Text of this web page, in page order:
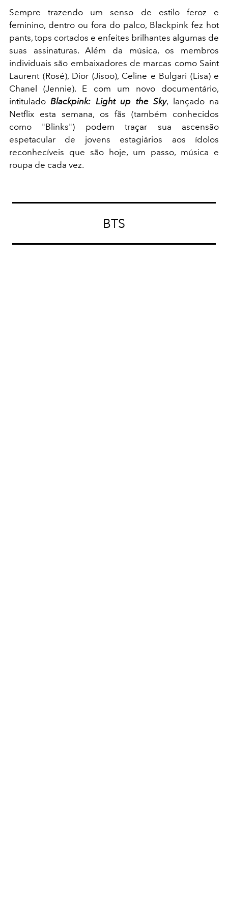
Sempre trazendo um senso de estilo feroz e
feminino, dentro ou fora do palco, Blackpink fez hot
pants, tops cortados e enfeites brilhantes algumas de
suas assinaturas. Além da música, os membros
individuais são embaixadores de marcas como Saint
Laurent (Rosé), Dior (Jisoo), Celine e Bulgari (Lisa) e
Chanel (Jennie). E com um novo documentário,
intituladoBlackpink: Light up the Sky, lançado na
Netflix esta semana, os fãs (também conhecidos
como "Blinks") podem traçar sua ascensão
espetacular de jovens estagiários aos ídolos
reconhecíveis que são hoje, um passo, música e
roupa de cada vez.
BTS